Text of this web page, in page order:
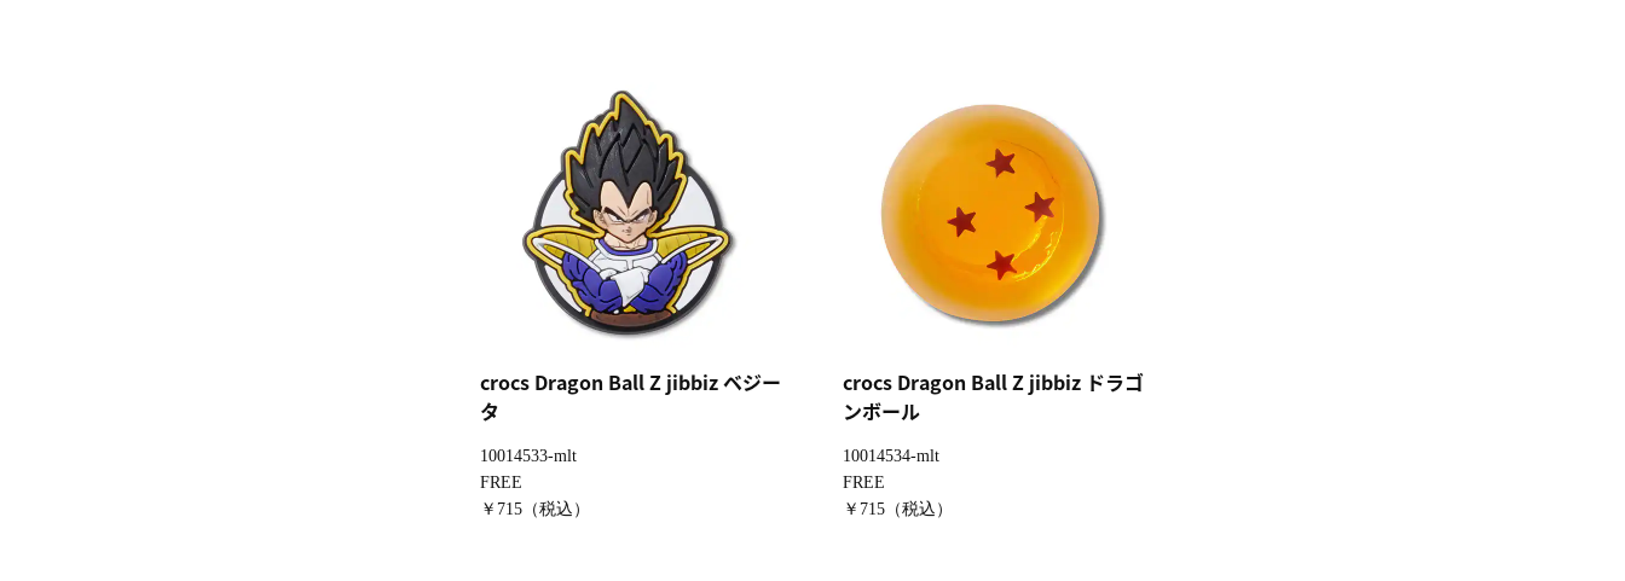
crocs Dragon Ball Z jibbiz ベジー
タ
10014533-mlt
FREE
￥715（税込）
crocs Dragon Ball Z jibbiz ドラゴ
ンボール
10014534-mlt
FREE
￥715（税込）